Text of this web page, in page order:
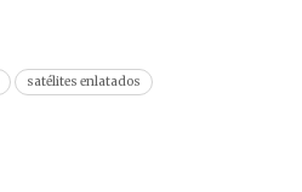
satélites enlatados